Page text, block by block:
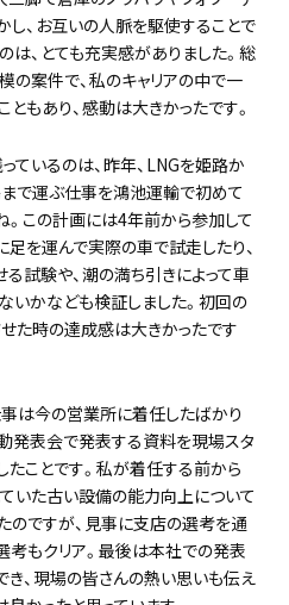
し、お互いの人脈を駆使することで
は、とても充実感がありました。総
の案件で、私のキャリアの中で一
もあり、感動は大きかったです。
ているのは、昨年、LNGを姫路か
で運ぶ仕事を鴻池運輸で初めて
。この計画には4年前から参加して
足を運んで実際の車で試走したり、
る試験や、潮の満ち引きによって車
いかなども検証しました。初回の
た時の達成感は大きかったです
は今の営業所に着任したばかり
発表会で発表する資料を現場スタ
たことです。私が着任する前から
いた古い設備の能力向上について
のですが、見事に支店の選考を通
考もクリア。最後は本社での発表
き、現場の皆さんの熱い思いも伝え